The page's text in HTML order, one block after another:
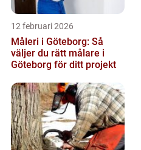
12 februari 2026
Måleri i Göteborg: Så
väljer du rätt målare i
Göteborg för ditt projekt